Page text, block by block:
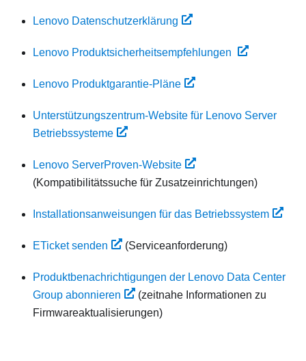
Lenovo Datenschutzerklärung
Lenovo Produktsicherheitsempfehlungen
Lenovo Produktgarantie-Pläne
Unterstützungszentrum-Website für Lenovo Server
Betriebssysteme
Lenovo ServerProven-Website
(Kompatibilitätssuche für Zusatzeinrichtungen)
Installationsanweisungen für das Betriebssystem
ETicket senden (Serviceanforderung)
Produktbenachrichtigungen der Lenovo Data Center
Group abonnieren
(zeitnahe Informationen zu
Firmwareaktualisierungen)